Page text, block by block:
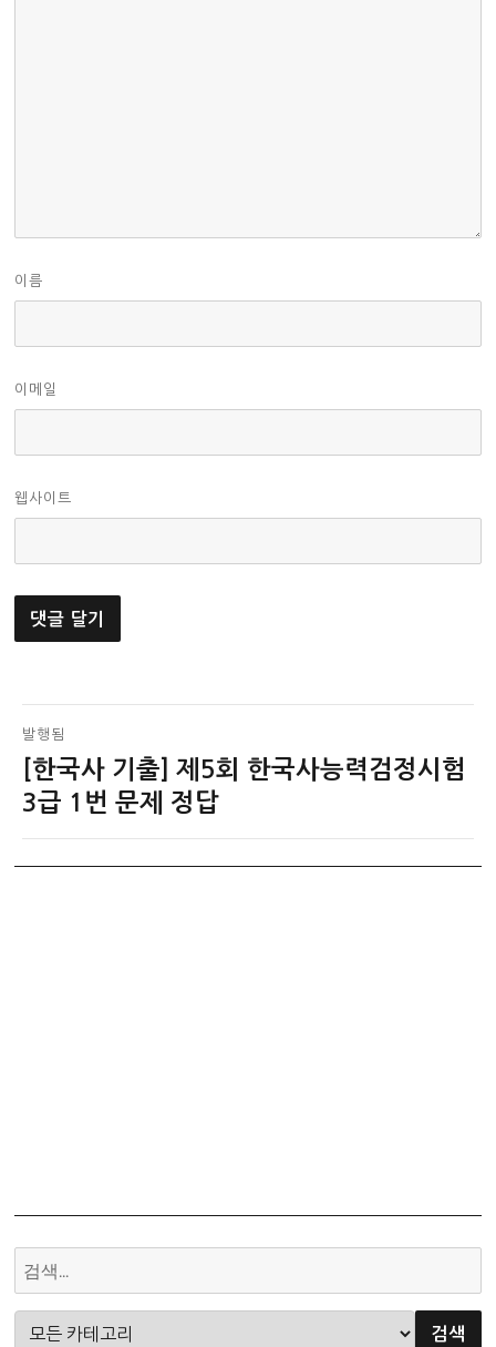
이름
이메일
웹사이트
글
탐
색
발행됨
[한국사 기출] 제5회 한국사능력검정시험
3급 1번 문제 정답